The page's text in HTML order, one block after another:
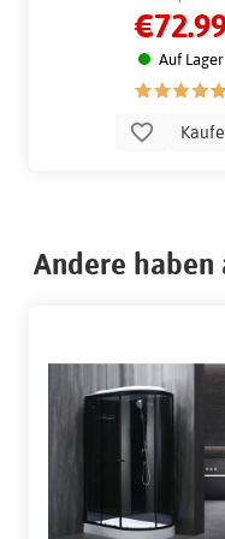
Auf Lager
Andere haben